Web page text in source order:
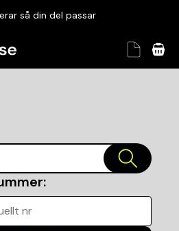
så din del passar
passform
:
nr